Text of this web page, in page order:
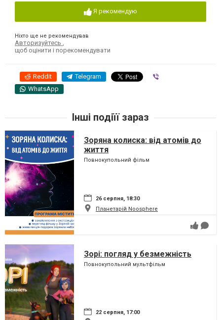
Я рекомендую
Ніхто ще не рекомендував
Авторизуйтесь
щоб оцінити і порекомендувати
Reddit Telegram
WhatsApp
Інші подіїї зараз
Зоряна колиска: від атомів до
життя
Повнокупольний фільм
26 серпня, 18:30
Планетарій Noosphere
Зорі: погляд у безмежність
Повнокупольний мультфільм
22 серпня, 17:00